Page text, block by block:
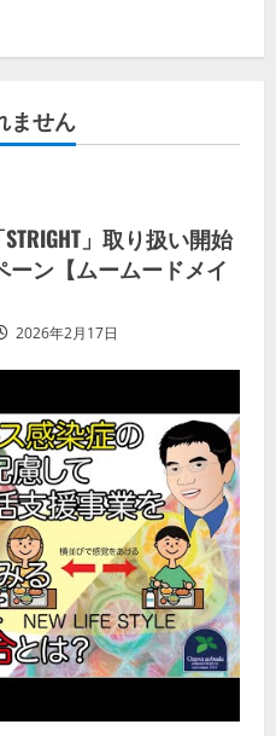
ません
」取り扱い開始
ーン【ムームードメイ
2026年2月17日